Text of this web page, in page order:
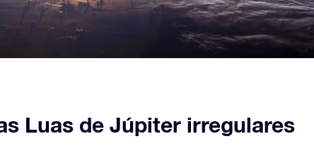
Luas de Júpiter irregulares